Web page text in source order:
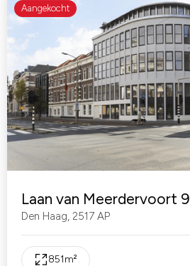
Aangekocht
Laan van Meerdervoort
Den Haag, 2517 AP
851m²